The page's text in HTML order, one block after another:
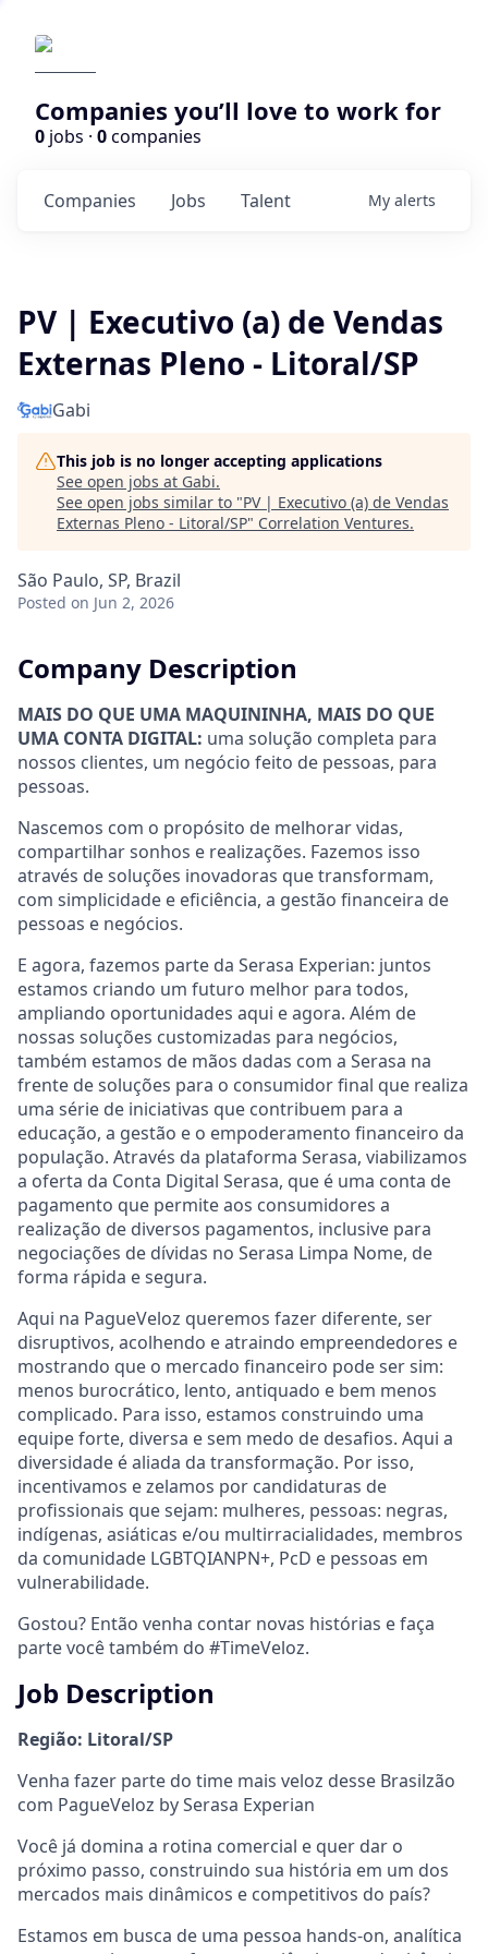
Companies you’ll love to work for
0 jobs · 0companies
Jobs
Companies Talent My alerts
PV | Executivo (a) de Vendas
Externas Pleno - Litoral/SP
Gabi
This job is no longer accepting applications
See open jobs at Gabi.
See open jobs similar to "PV | Executivo (a) de Vendas
Externas Pleno - Litoral/SP" Correlation Ventures.
São Paulo, SP, Brazil
Posted on Jun 2, 2026
Company Description
MAIS DO QUE UMA MAQUININHA, MAIS DO QUE
UMA CONTA DIGITAL: uma solução completa para
nossos clientes, um negócio feito de pessoas, para
pessoas.
Nascemos com o propósito de melhorar vidas,
compartilhar sonhos e realizações. Fazemos isso
através de soluções inovadoras que transformam,
com simplicidade e eficiência, a gestão financeira de
pessoas e negócios.
E agora, fazemos parte da Serasa Experian: juntos
estamos criando um futuro melhor para todos,
ampliando oportunidades aqui e agora. Além de
nossas soluções customizadas para negócios,
também estamos de mãos dadas com a Serasa na
frente de soluções para o consumidor final que realiza
uma série de iniciativas que contribuem para a
educação, a gestão e o empoderamento financeiro da
população. Através da plataforma Serasa, viabilizamos
a oferta da Conta Digital Serasa, que é uma conta de
pagamento que permite aos consumidores a
realização de diversos pagamentos, inclusive para
negociações de dívidas no Serasa Limpa Nome, de
forma rápida e segura.
Aqui na PagueVeloz queremos fazer diferente, ser
disruptivos, acolhendo e atraindo empreendedores e
mostrando que o mercado financeiro pode ser sim:
menos burocrático, lento, antiquado e bem menos
complicado. Para isso, estamos construindo uma
equipe forte, diversa e sem medo de desafios. Aqui a
diversidade é aliada da transformação. Por isso,
incentivamos e zelamos por candidaturas de
profissionais que sejam: mulheres, pessoas: negras,
indígenas, asiáticas e/ou multirracialidades, membros
da comunidade LGBTQIANPN+, PcD e pessoas em
vulnerabilidade.
Gostou? Então venha contar novas histórias e faça
parte você também do #TimeVeloz.
Job Description
Região: Litoral/SP
Venha fazer parte do time mais veloz desse Brasilzão
com PagueVeloz by Serasa Experian
Você já domina a rotina comercial e quer dar o
próximo passo, construindo sua história em um dos
mercados mais dinâmicos e competitivos do país?
Estamos em busca de uma pessoa hands-on, analítica